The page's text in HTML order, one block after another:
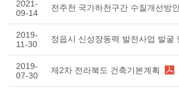
2021-
09-14
전주천 국가하천구간 수질개선방
2019-
11-30
정읍시 신성장동력 발전사업 발굴
2019-
07-30
제2차 전라북도 건축기본계획